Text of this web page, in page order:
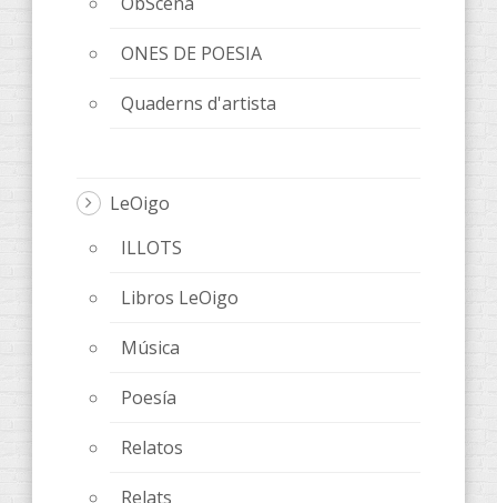
ONES DE POESIA
Quaderns d'artista
LeOigo
ILLOTS
Libros LeOigo
Música
Poesía
Relatos
Relats